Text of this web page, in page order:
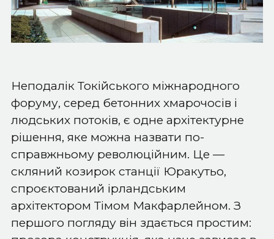
Неподалік Токійського міжнародного
форуму, серед бетонних хмарочосів і
людських потоків, є одне архітектурне
рішення, яке можна назвати по-
справжньому революційним. Це —
скляний козирок станції Юракутьо,
спроєктований ірландським
архітектором Тімом Макфарлейном. З
першого погляду він здається простим: